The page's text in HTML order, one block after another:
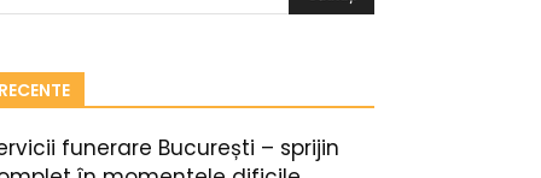
RECENTE
funerare București – sprijin